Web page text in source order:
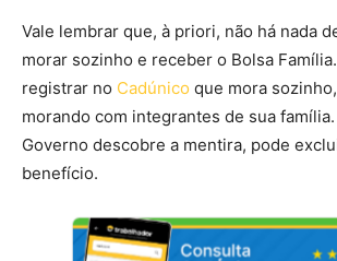
Vale lembrar que, à priori, não há nada
morar sozinho e receber o Bolsa
registrar no Cadúnico que mora
morando com integrantes de sua
Governo descobre a mentira, pode
benefício.